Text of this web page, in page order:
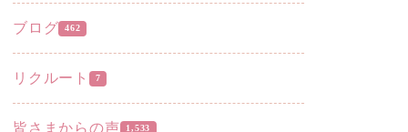
ブログ 462
リクルート 7
皆さまからの声 1,533